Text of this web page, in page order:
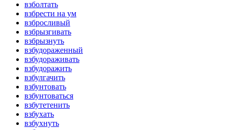
взболтать
взбрести на ум
взбросливый
взбрызгивать
взбрызнуть
взбудораженный
взбудораживать
взбудоражить
взбулгачить
взбунтовать
взбунтоваться
взбутетенить
взбухать
взбухнуть